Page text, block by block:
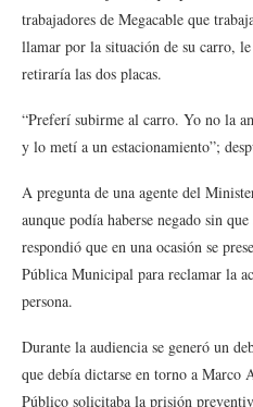
trabajadores de Megacable que
llamar por la situación de su carro,
retiraría las dos placas.
“Preferí subirme al carro. Yo no la
y lo metí a un estacionamiento”;
A pregunta de una agente del
aunque podía haberse negado sin
respondió que en una ocasión se
Pública Municipal para reclamar la
persona.
Durante la audiencia se generó un
que debía dictarse en torno a
Público solicitaba la prisión